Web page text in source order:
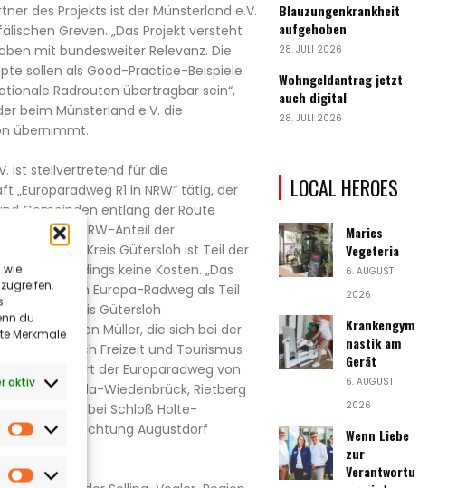
wie
du
Merkmale
aktiv
Vorlieben
Statistiken
des Projekts ist der Münsterland e.V.
Greven. „Das Projekt versteht
mit bundesweiter Relevanz. Die
sollen als Good-Practice-Beispiele
Radrouten übertragbar sein“,
beim Münsterland e.V. die
übernimmt.
ist stellvertretend für die
„Europaradweg R1 in NRW“ tätig, der
Gemeinden entlang der Route
den NRW-Anteil der
Auch der Kreis Gütersloh ist Teil der
trägt allerdings keine Kosten. „Das
Chance, den Europa-Radweg als Teil
im Kreis Gütersloh
sagt Carmen Müller, die sich bei der
den Bereich Freizeit und Tourismus
führt der Europaradweg von
Rheda-Wiedenbrück, Rietberg
bei Schloß Holte-
den Kreis in Richtung Augustdorf
Blauzungenkrankheit
aufgehoben
28. JULI 2026
Wohngeldantrag jetzt
auch digital
28. JULI 2026
LOCAL HEROES
Maries
Vegeteria
6. AUGUST
2026
Krankengym
nastik am
Gerät
6. AUGUST
2026
Wenn Liebe
zur
Verantwortu